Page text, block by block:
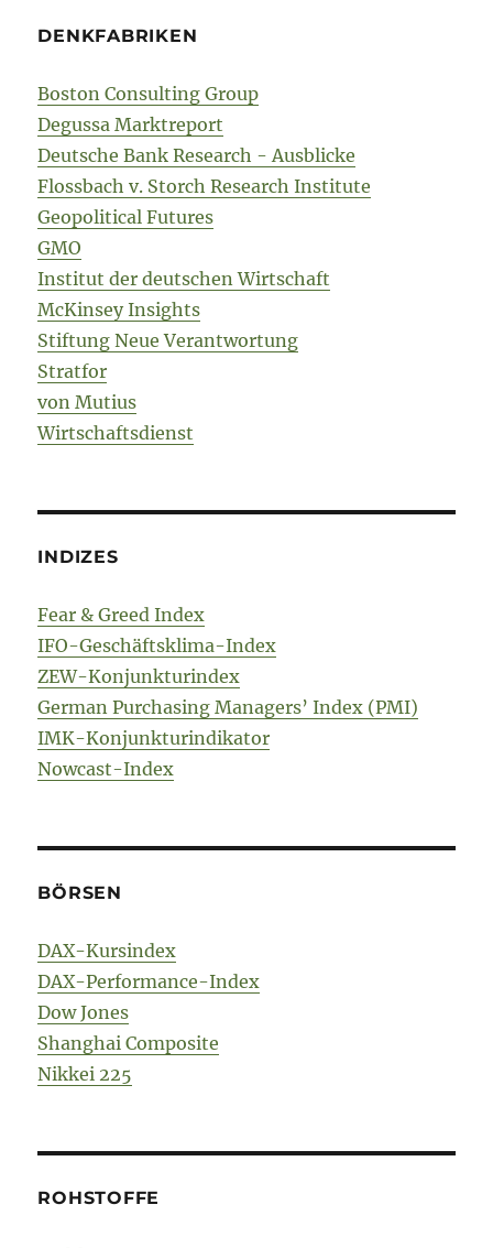
DENKFABRIKEN
Boston Consulting Group
Degussa Marktreport
Deutsche Bank Research - Ausblicke
Flossbach v. Storch Research Institute
Geopolitical Futures
GMO
Institut der deutschen Wirtschaft
McKinsey Insights
Stiftung Neue Verantwortung
Stratfor
von Mutius
Wirtschaftsdienst
INDIZES
Fear & Greed Index
IFO-Geschäftsklima-Index
ZEW-Konjunkturindex
German Purchasing Managers’ Index (PMI)
IMK-Konjunkturindikator
Nowcast-Index
BÖRSEN
DAX-Kursindex
DAX-Performance-Index
Dow Jones
Shanghai Composite
Nikkei 225
ROHSTOFFE